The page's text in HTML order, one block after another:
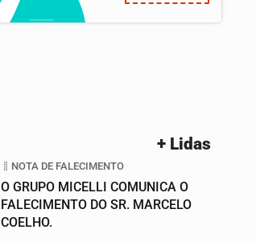
+ Lidas
NOTA DE FALECIMENTO
O GRUPO MICELLI COMUNICA O
FALECIMENTO DO SR. MARCELO
COELHO.